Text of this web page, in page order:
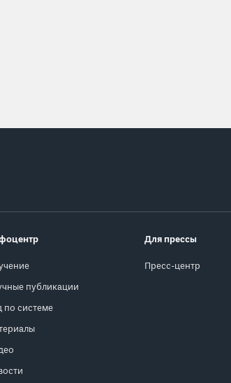
публикации
по системе
Для прессы
Пресс-центр